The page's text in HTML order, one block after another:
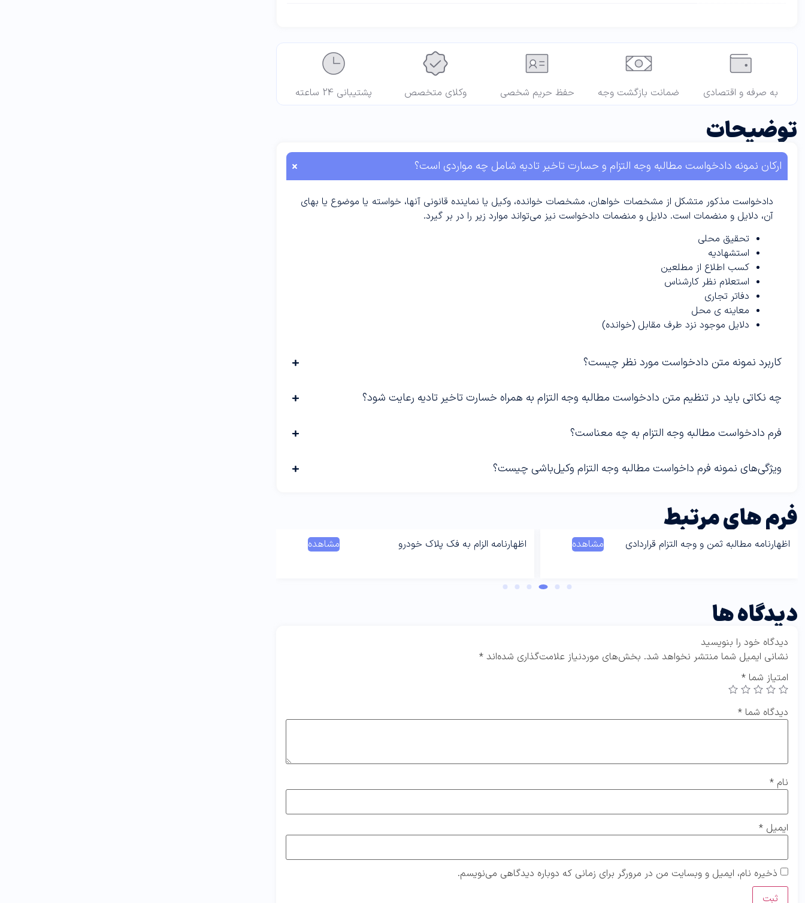
به صرفه و اقتصادی ضمانت بازگشت وجه حفظ حریم شخصی وکلای متخصص پشتیبانی 24 ساعته
توضیحات
ارکان نمونه دادخواست مطالبه وجه التزام و حسارت تاخیر تادیه شامل چه مواردی است؟
دادخواست مذکور متشکل از مشخصات خواهان، مشخصات خوانده، وکیل یا نماینده قانونی آنها، خواسته یا موضوع یا بهای
آن، دلایل و منضمات است. دلایل و منضمات دادخواست نیز می‌تواند موارد زیر را در بر گیرد.
تحقیق محلی
استشهادیه
کسب اطلاع از مطلعین
استعلام نظر کارشناس
دفاتر تجاری
معاینه ی محل
دلایل موجود نزد طرف مقابل (خوانده)
کاربرد نمونه متن دادخواست مورد نظر چیست؟
چه نکاتی باید در تنظیم متن دادخواست مطالبه وجه التزام به همراه خسارت تاخیر تادیه رعایت شود؟
فرم دادخواست مطالبه وجه التزام به چه معناست؟
ویژگی‌های نمونه فرم داخواست مطالبه وجه التزام وکیل‌باشی چیست؟
فرم های مرتبط
اظهارنامه مطالبه ثمن و وجه التزام قراردادی مشاهده اظهارنامه الزام به فک پلاک خودرو مشاهده
دیدگاه ها
دیدگاه خود را بنویسید
نشانی ایمیل شما منتشر نخواهد شد. بخش‌های موردنیاز علامت‌گذاری شده‌اند *
امتیاز شما *
دیدگاه شما *
نام *
ایمیل *
ذخیره نام، ایمیل و وبسایت من در مرورگر برای زمانی که دوباره دیدگاهی می‌نویسم.